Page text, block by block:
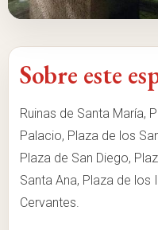
Sobre este
Ruinas de Santa María,
Palacio, Plaza de los
Plaza de San Diego,
Santa Ana, Plaza de los
Cervantes.